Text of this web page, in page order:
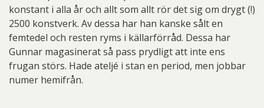
konstant i alla år och allt som allt rör det sig om drygt (!)
2500 konstverk. Av dessa har han kanske sålt en
femtedel och resten ryms i källarförråd. Dessa har
Gunnar magasinerat så pass prydligt att inte ens
frugan störs. Hade ateljé i stan en period, men jobbar
numer hemifrån.